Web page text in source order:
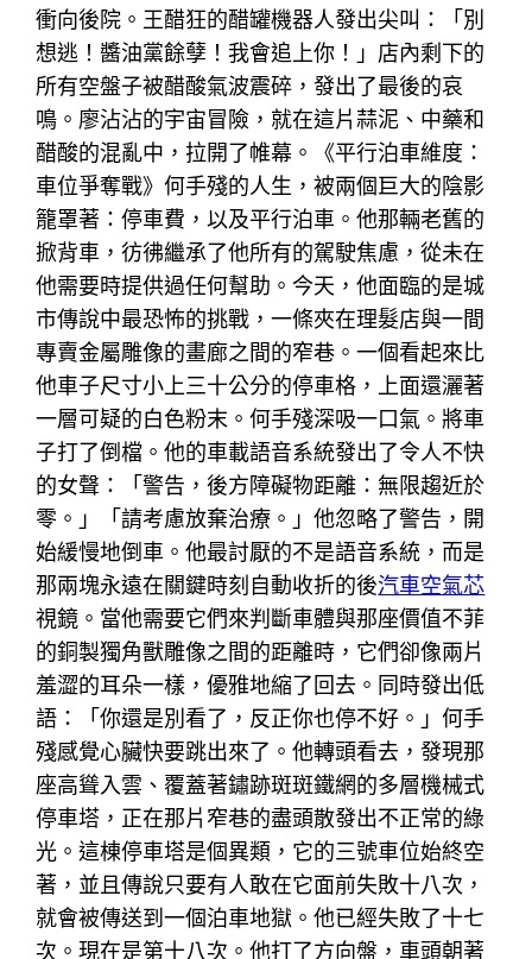
衝向後院。王醋狂的醋罐機器人發出尖叫：「別
想逃！醬油黨餘孽！我會追上你！」店內剩下的
所有空盤子被醋酸氣波震碎，發出了最後的哀
鳴。廖沾沾的宇宙冒險，就在這片蒜泥、中藥和
醋酸的混亂中，拉開了帷幕。《平行泊車維度：
車位爭奪戰》何手殘的人生，被兩個巨大的陰影
籠罩著：停車費，以及平行泊車。他那輛老舊的
掀背車，彷彿繼承了他所有的駕駛焦慮，從未在
他需要時提供過任何幫助。今天，他面臨的是城
市傳說中最恐怖的挑戰，一條夾在理髮店與一間
專賣金屬雕像的畫廊之間的窄巷。一個看起來比
他車子尺寸小上三十公分的停車格，上面還灑著
一層可疑的白色粉末。何手殘深吸一口氣。將車
子打了倒檔。他的車載語音系統發出了令人不快
的女聲：「警告，後方障礙物距離：無限趨近於
零。」「請考慮放棄治療。」他忽略了警告，開
始緩慢地倒車。他最討厭的不是語音系統，而是
那兩塊永遠在關鍵時刻自動收折的後汽車空氣芯
視鏡。當他需要它們來判斷車體與那座價值不菲
的銅製獨角獸雕像之間的距離時，它們卻像兩片
羞澀的耳朵一樣，優雅地縮了回去。同時發出低
語：「你還是別看了，反正你也停不好。」何手
殘感覺心臟快要跳出來了。他轉頭看去，發現那
座高聳入雲、覆蓋著鏽跡斑斑鐵網的多層機械式
停車塔，正在那片窄巷的盡頭散發出不正常的綠
光。這棟停車塔是個異類，它的三號車位始終空
著，並且傳說只要有人敢在它面前失敗十八次，
就會被傳送到一個泊車地獄。他已經失敗了十七
次。現在是第十八次。他打了方向盤，車頭朝著